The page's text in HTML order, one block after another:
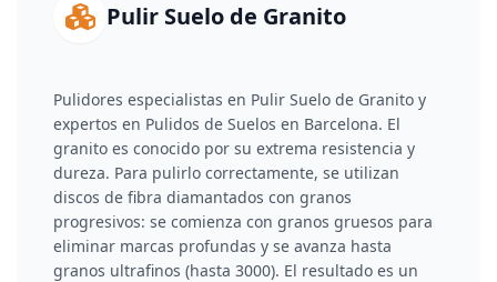
Pulir Suelo de Granito
Pulidores especialistas en Pulir Suelo de Granito y
expertos en Pulidos de Suelos en Barcelona. El
granito es conocido por su extrema resistencia y
dureza. Para pulirlo correctamente, se utilizan
discos de fibra diamantados con granos
progresivos: se comienza con granos gruesos para
eliminar marcas profundas y se avanza hasta
granos ultrafinos (hasta 3000). El resultado es un